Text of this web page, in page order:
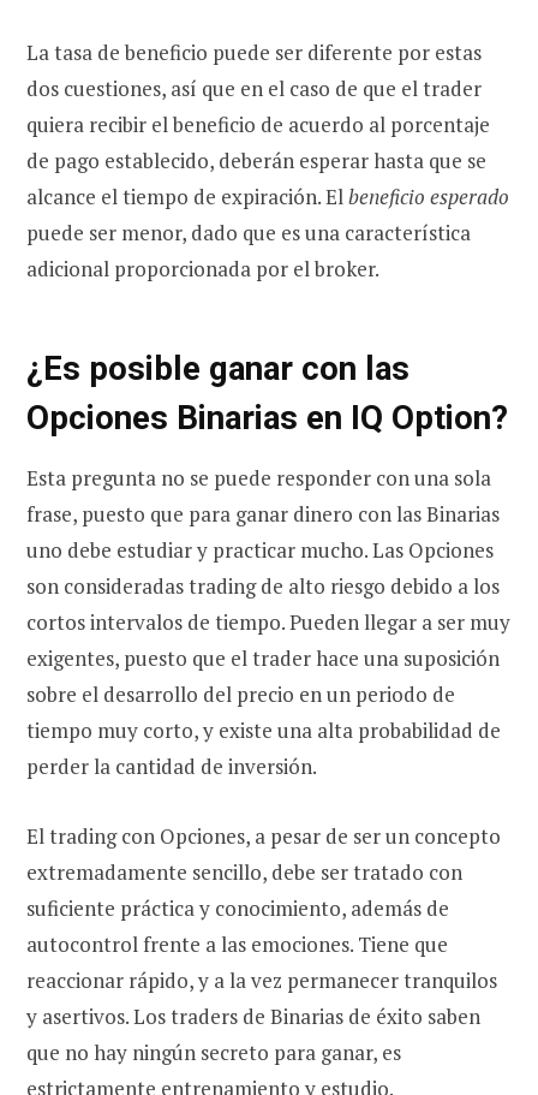
La tasa de beneficio puede ser diferente por estas
dos cuestiones, así que en el caso de que el trader
quiera recibir el beneficio de acuerdo al porcentaje
de pago establecido, deberán esperar hasta que se
alcance el tiempo de expiración. Elbeneficio esperado
puede ser menor, dado que es una característica
adicional proporcionada por el broker.
¿Es posible ganar con las
Opciones Binarias en IQ Option?
Esta pregunta no se puede responder con una sola
frase, puesto que para ganar dinero con las Binarias
uno debe estudiar y practicar mucho. Las Opciones
son consideradas trading de alto riesgo debido a los
cortos intervalos de tiempo. Pueden llegar a ser muy
exigentes, puesto que el trader hace una suposición
sobre el desarrollo del precio en un periodo de
tiempo muy corto, y existe una alta probabilidad de
perder la cantidad de inversión.
El trading con Opciones, a pesar de ser un concepto
extremadamente sencillo, debe ser tratado con
suficiente práctica y conocimiento, además de
autocontrol frente a las emociones. Tiene que
reaccionar rápido, y a la vez permanecer tranquilos
y asertivos. Los traders de Binarias de éxito saben
que no hay ningún secreto para ganar, es
estrictamente entrenamiento y estudio.